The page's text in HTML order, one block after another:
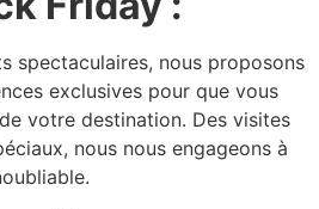
spectaculaires, nous proposons
exclusives pour que vous
votre destination. Des visites
nous nous engageons à